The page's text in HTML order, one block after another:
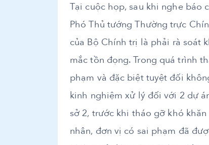
Tại cuộc họp, sau khi nghe báo
Phó Thủ tướng Thường trực
của Bộ Chính trị là phải rà soát
mắc tồn đọng. Trong quá trình
phạm và đặc biệt tuyệt đối
kinh nghiệm xử lý đối với 2 dự
sở 2, trước khi tháo gỡ khó
nhân, đơn vị có sai phạm đã